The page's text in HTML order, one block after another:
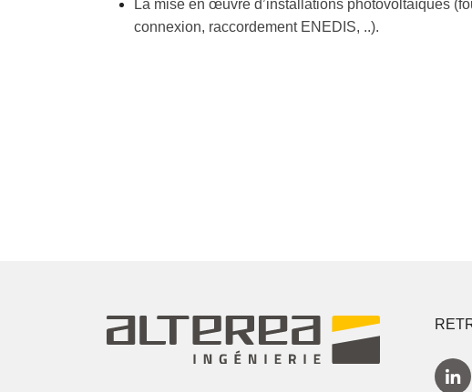
La mise en œuvre d’installations photovoltaïques
connexion, raccordement ENEDIS, ..).